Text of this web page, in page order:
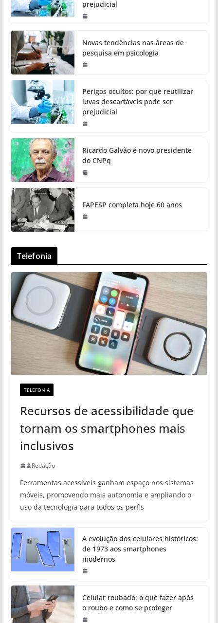
prejudicial
Novas tendências nas áreas de
pesquisa em psicologia
Perigos ocultos: por que reutilizar
luvas descartáveis pode ser
prejudicial
Ricardo Galvão é novo presidente
do CNPq
FAPESP completa hoje 60 anos
Telefonia
TELEFONIA
Recursos de acessibilidade que
tornam os smartphones mais
inclusivos
Redação
Ferramentas acessíveis ganham espaço nos sistemas
móveis, promovendo mais autonomia e ampliando o
uso da tecnologia para todos os perfis
A evolução dos celulares históricos:
de 1973 aos smartphones
modernos
Celular roubado: o que fazer após
o roubo e como se proteger